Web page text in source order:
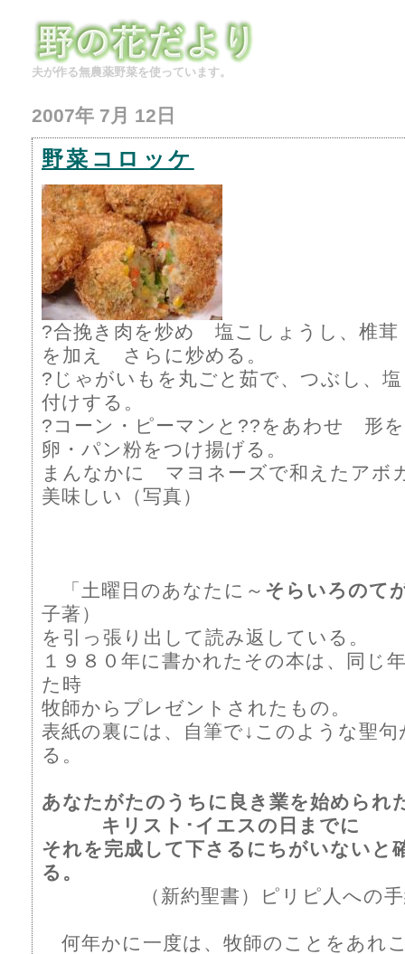
夫が作る無農薬野菜を使っています。
2007年 7月 12日
野菜コロッケ
?合挽き肉を炒め 塩こしょうし、椎茸
を加え さらに炒める。
?じゃがいもを丸ごと茹で、つぶし、
付けする。
?コーン・ピーマンと??をあわせ 形
卵・パン粉をつけ揚げる。
まんなかに マヨネーズで和えたアボ
美味しい（写真）
「土曜日のあなたに～ そらいろのて
子著）
を引っ張り出して読み返している。
１９８０年に書かれたその本は、同じ
た時
牧師からプレゼントされたもの。
表紙の裏には、自筆で↓このような聖
る。
あなたがたのうちに良き業を始められ
キリスト･イエスの日までに
それを完成して下さるにちがいないと
る。
（新約聖書）ピリピ人への手
何年かに一度は、牧師のことをあれ